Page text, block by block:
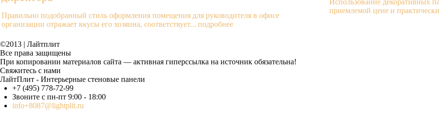
Правильно подобранный стиль оформления помещения для руководителя в офисе
организации отражает вкусы его хозяина, соответствует... подробнее
приемлемой цене и
©2013 | Лайтплит
Все права защищены
При копировании материалов сайта — активная гиперссылка на источник обязательна!
Свяжитесь с нами
ЛайтПлит - Интерьерные стеновые панели
+7 (495) 778-72-99
Звоните с пн-пт 9:00 - 18:00
info+8087@lightplit.ru